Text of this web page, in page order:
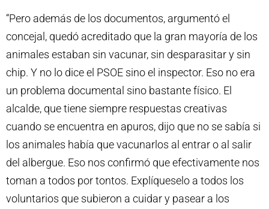
“Pero además de los documentos, argumentó el
concejal, quedó acreditado que la gran mayoría de los
animales estaban sin vacunar, sin desparasitar y sin
chip. Y no lo dice el PSOE sino el inspector. Eso no era
un problema documental sino bastante físico. El
alcalde, que tiene siempre respuestas creativas
cuando se encuentra en apuros, dijo que no se sabía si
los animales había que vacunarlos al entrar o al salir
del albergue. Eso nos confirmó que efectivamente nos
toman a todos por tontos. Explíqueselo a todos los
voluntarios que subieron a cuidar y pasear a los